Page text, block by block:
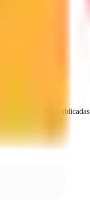
agencias publicadas